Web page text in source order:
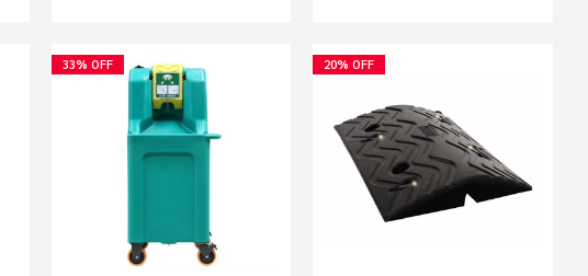
33% OFF 20% OFF